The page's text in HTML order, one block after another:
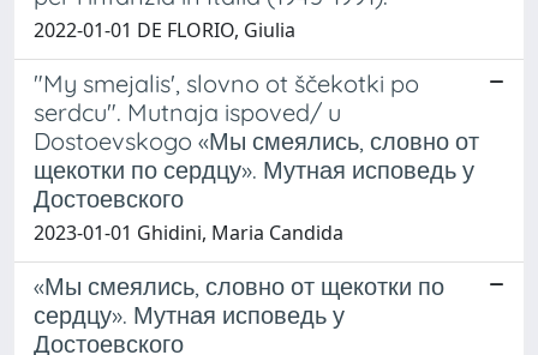
2022-01-01 DE FLORIO, Giulia
"My smejalis', slovno ot ščekotki po
serdcu". Mutnaja ispoved/ u
Dostoevskogo «Мы смеялись, словно от
щекотки по сердцу». Мутная исповедь у
Достоевского
2023-01-01 Ghidini, Maria Candida
«Мы смеялись, словно от щекотки по
сердцу». Мутная исповедь у
Достоевского